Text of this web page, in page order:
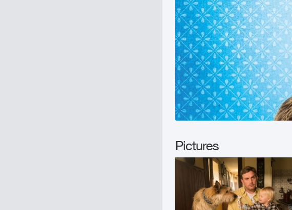
Pictures